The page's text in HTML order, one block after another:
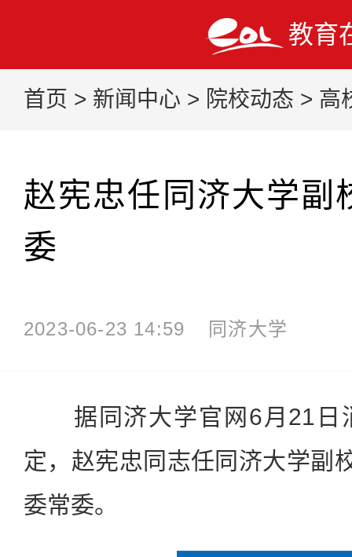
教育
首页 > 新闻中心 > 院校动态 > 高
赵宪忠任同济大学副
委
2023-06-23 14:59 同济大学
据同济大学官网6月21日
定，赵宪忠同志任同济大学副
委常委。